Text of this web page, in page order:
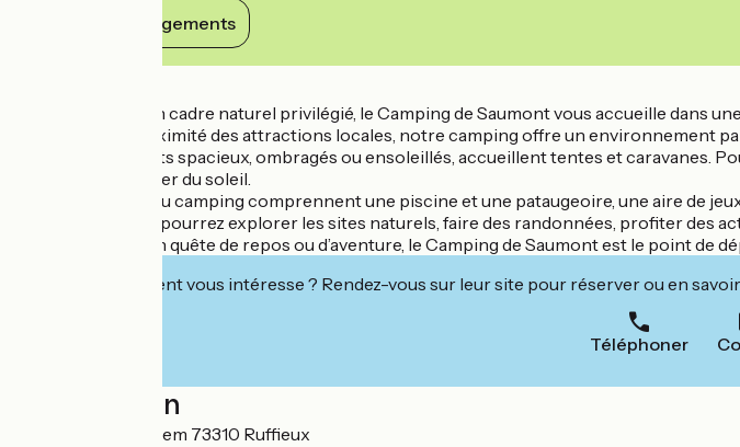
Voir ses engagements
Situé au cœur d’un cadre naturel privilégié, le Camping de Saumont vous accueille dans
tranquillité et proximité des attractions locales, notre camping offre un environnement
Nos emplacements spacieux, ombragés ou ensoleillés, accueillent tentes et
privée pour profiter du soleil.
Les installations du camping comprennent une piscine et une pataugeoire, une aire de
À proximité, vous pourrez explorer les sites naturels, faire des randonnées, profiter des
Que vous soyez en quête de repos ou d’aventure, le Camping de Saumont est le point
Cet établissement vous intéresse ? Rendez-vous sur leur site pour réserver ou en
Téléphoner
Localisation
364 rue de Jérusalem 73310 Ruffieux